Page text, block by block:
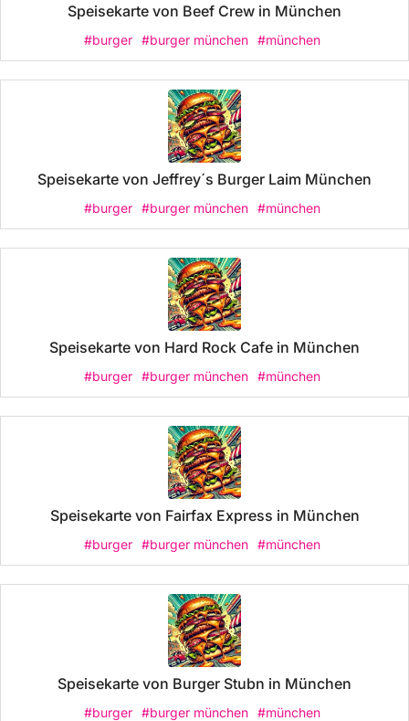
Speisekarte von Beef Crew in München
#burger #burger münchen #münchen
Speisekarte von Jeffrey´s Burger Laim München
#burger #burger münchen #münchen
Speisekarte von Hard Rock Cafe in München
#burger #burger münchen #münchen
Speisekarte von Fairfax Express in München
#burger #burger münchen #münchen
Speisekarte von Burger Stubn in München
#burger #burger münchen #münchen